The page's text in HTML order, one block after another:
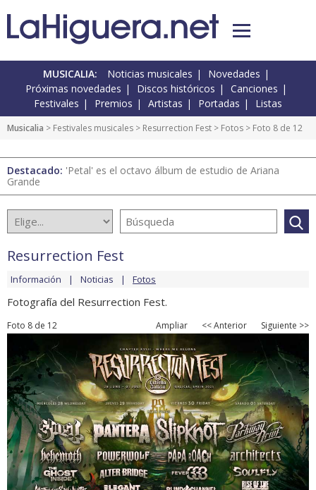
MUSICALIA: Noticias musicales
Novedades
Próximas novedades
Discos históricos
Canciones
Festivales
Premios Artistas Portadas Listas
Musicalia > Festivales musicales > Resurrection Fest > Fotos > Foto 8 de 12
Destacado: 'Petal' es el octavo álbum de estudio de Ariana
Grande
Resurrection Fest
Información Noticias Fotos
Fotografía del Resurrection Fest.
Foto 8 de 12 Ampliar << Anterior Siguiente >>